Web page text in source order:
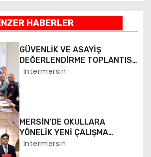
HABERLER
GÜVENLİK VE ASAYİŞ
DEĞERLENDİRME TOPLANTISI
YAPILDI
Intermersin
MERSİN’DE OKULLARA
YÖNELİK YENİ ÇALIŞMA
BAŞLATILDI
Intermersin